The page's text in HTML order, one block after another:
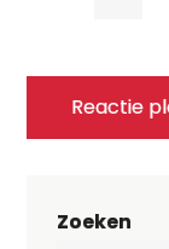
Zoeken